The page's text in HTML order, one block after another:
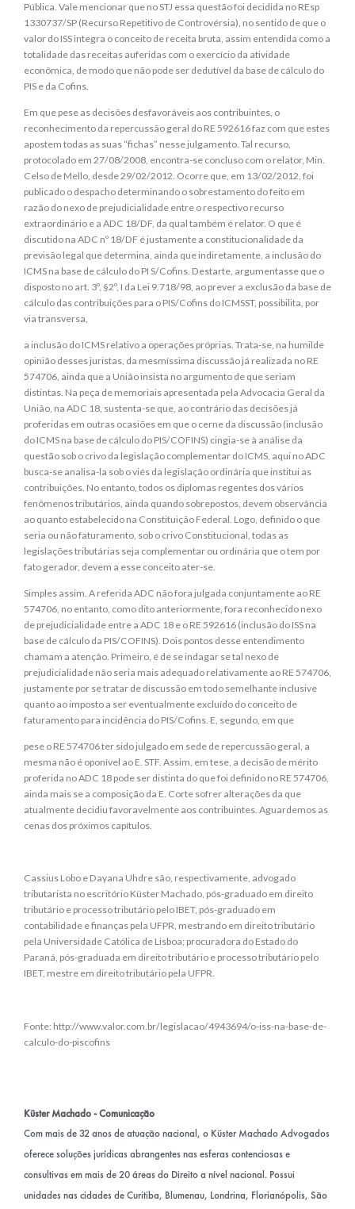
Pública. Vale mencionar que no STJ essa questão foi decidida no REsp
1330737/SP (Recurso Repetitivo de Controvérsia), no sentido de que o
valor do ISS integra o conceito de receita bruta, assim entendida como a
totalidade das receitas auferidas com o exercício da atividade
econômica, de modo que não pode ser dedutível da base de cálculo do
PIS e da Cofins.
Em que pese as decisões desfavoráveis aos contribuintes, o
reconhecimento da repercussão geral do RE 592616 faz com que estes
apostem todas as suas “fichas” nesse julgamento. Tal recurso,
protocolado em 27/08/2008, encontra-se concluso com o relator, Min.
Celso de Mello, desde 29/02/2012. Ocorre que, em 13/02/2012, foi
publicado o despacho determinando o sobrestamento do feito em
razão do nexo de prejudicialidade entre o respectivo recurso
extraordinário e a ADC 18/DF, da qual também é relator. O que é
discutido na ADC nº 18/DF é justamente a constitucionalidade da
previsão legal que determina, ainda que indiretamente, a inclusão do
ICMS na base de cálculo do PI S/Cofins. Destarte, argumentasse que o
disposto no art. 3º, §2º, I da Lei 9.718/98, ao prever a exclusão da base de
cálculo das contribuições para o PIS/Cofins do ICMSST, possibilita, por
via transversa,
a inclusão do ICMS relativo a operações próprias. Trata-se, na humilde
opinião desses juristas, da mesmíssima discussão já realizada no RE
574706, ainda que a União insista no argumento de que seriam
distintas. Na peça de memoriais apresentada pela Advocacia Geral da
União, na ADC 18, sustenta-se que, ao contrário das decisões já
proferidas em outras ocasiões em que o cerne da discussão (inclusão
do ICMS na base de cálculo do PIS/COFINS) cingia-se à análise da
questão sob o crivo da legislação complementar do ICMS, aqui no ADC
busca-se analisa-la sob o viés da legislação ordinária que institui as
contribuições. No entanto, todos os diplomas regentes dos vários
fenômenos tributários, ainda quando sobrepostos, devem observância
ao quanto estabelecido na Constituição Federal. Logo, definido o que
seria ou não faturamento, sob o crivo Constitucional, todas as
legislações tributárias seja complementar ou ordinária que o tem por
fato gerador, devem a esse conceito ater-se.
Simples assim. A referida ADC não fora julgada conjuntamente ao RE
574706, no entanto, como dito anteriormente, fora reconhecido nexo
de prejudicialidade entre a ADC 18 e o RE 592616 (inclusão do ISS na
base de cálculo da PIS/COFINS). Dois pontos desse entendimento
chamam a atenção. Primeiro, é de se indagar se tal nexo de
prejudicialidade não seria mais adequado relativamente ao RE 574706,
justamente por se tratar de discussão em todo semelhante inclusive
quanto ao imposto a ser eventualmente excluído do conceito de
faturamento para incidência do PIS/Cofins. E, segundo, em que
pese o RE 574706 ter sido julgado em sede de repercussão geral, a
mesma não é oponível ao E. STF. Assim, em tese, a decisão de mérito
proferida no ADC 18 pode ser distinta do que foi definido no RE 574706,
ainda mais se a composição da E. Corte sofrer alterações da que
atualmente decidiu favoravelmente aos contribuintes. Aguardemos as
cenas dos próximos capítulos.
Cassius Lobo e Dayana Uhdre são, respectivamente, advogado
tributarista no escritório Küster Machado, pós-graduado em direito
tributário e processo tributário pelo IBET, pós-graduado em
contabilidade e finanças pela UFPR, mestrando em direito tributário
pela Universidade Católica de Lisboa; procuradora do Estado do
Paraná, pós-graduada em direito tributário e processo tributário pelo
IBET, mestre em direito tributário pela UFPR.
Fonte: http://www.valor.com.br/legislacao/4943694/o-iss-na-base-de-
calculo-do-piscofins
Küster Machado - Comunicação
Com mais de 32 anos de atuação nacional, o Küster Machado Advogados
oferece soluções jurídicas abrangentes nas esferas contenciosas e
consultivas em mais de 20 áreas do Direito a nível nacional. Possui
unidades nas cidades de Curitiba, Blumenau, Londrina, Florianópolis, São